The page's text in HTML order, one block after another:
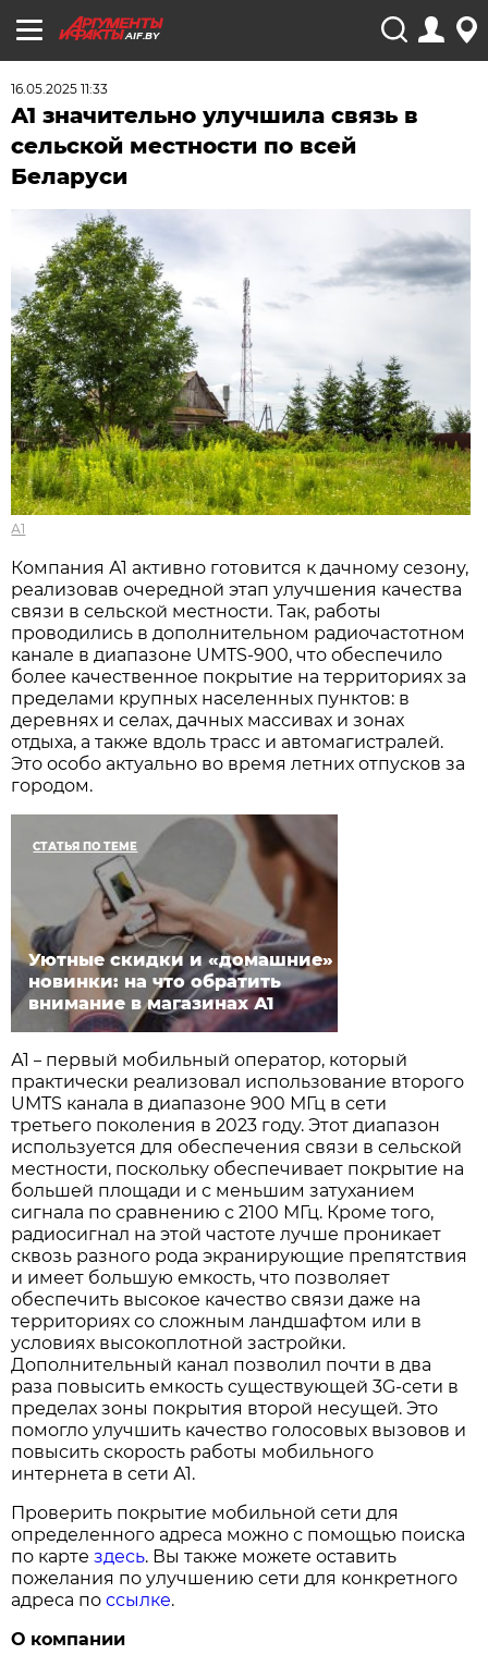
AIF.BY
16.05.2025 11:33
А1 значительно улучшила связь в
сельской местности по всей
Беларуси
А1
Компания А1 активно готовится к дачному сезону,
реализовав очередной этап улучшения качества
связи в сельской местности. Так, работы
проводились в дополнительном радиочастотном
канале в диапазоне UMTS-900, что обеспечило
более качественное покрытие на территориях за
пределами крупных населенных пунктов: в
деревнях и селах, дачных массивах и зонах
отдыха, а также вдоль трасс и автомагистралей.
Это особо актуально во время летних отпусков за
городом.
СТАТЬЯ ПО ТЕМЕ
Уютные скидки и «домашние»
новинки: на что обратить
внимание в магазинах А1
А1– первый мобильный оператор, который
практически реализовал использование второго
UMTS канала в диапазоне 900 МГц в сети
третьего поколения в 2023 году. Этот диапазон
используется для обеспечения связи в сельской
местности, поскольку обеспечивает покрытие на
большей площади и с меньшим затуханием
сигнала по сравнению с 2100 МГц. Кроме того,
радиосигнал на этой частоте лучше проникает
сквозь разного рода экранирующие препятствия
и имеет большую емкость, что позволяет
обеспечить высокое качество связи даже на
территориях со сложным ландшафтом или в
условиях высокоплотной застройки.
Дополнительный канал позволил почти в два
раза повысить емкость существующей 3G-сети в
пределах зоны покрытия второй несущей. Это
помогло улучшить качество голосовых вызовов и
повысить скорость работы мобильного
интернета в сети А1.
Проверить покрытие мобильной сети для
определенного адреса можно с помощью поиска
по картездесь. Вы также можете оставить
пожелания по улучшению сети для конкретного
адреса поссылке.
О компании